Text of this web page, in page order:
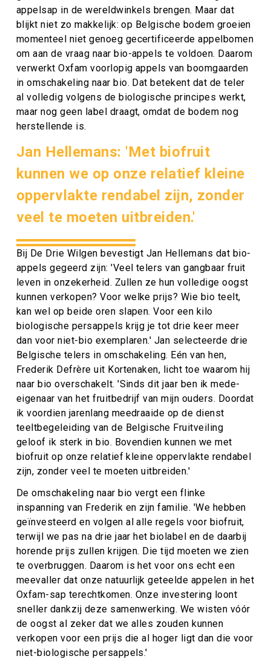
appelsap in de wereldwinkels brengen. Maar dat
blijkt niet zo makkelijk: op Belgische bodem groeien
momenteel niet genoeg gecertificeerde appelbomen
om aan de vraag naar bio-appels te voldoen. Daarom
verwerkt Oxfam voorlopig appels van boomgaarden
in omschakeling naar bio. Dat betekent dat de teler
al volledig volgens de biologische principes werkt,
maar nog geen label draagt, omdat de bodem nog
herstellende is.
Jan Hellemans: 'Met biofruit
kunnen we op onze relatief kleine
oppervlakte rendabel zijn, zonder
veel te moeten uitbreiden.'
Bij De Drie Wilgen bevestigt Jan Hellemans dat bio-
appels gegeerd zijn: 'Veel telers van gangbaar fruit
leven in onzekerheid. Zullen ze hun volledige oogst
kunnen verkopen? Voor welke prijs? Wie bio teelt,
kan wel op beide oren slapen. Voor een kilo
biologische persappels krijg je tot drie keer meer
dan voor niet-bio exemplaren.' Jan selecteerde drie
Belgische telers in omschakeling. Eén van hen,
Frederik Defrère uit Kortenaken, licht toe waarom hij
naar bio overschakelt. 'Sinds dit jaar ben ik mede-
eigenaar van het fruitbedrijf van mijn ouders. Doordat
ik voordien jarenlang meedraaide op de dienst
teeltbegeleiding van de Belgische Fruitveiling
geloof ik sterk in bio. Bovendien kunnen we met
biofruit op onze relatief kleine oppervlakte rendabel
zijn, zonder veel te moeten uitbreiden.'
De omschakeling naar bio vergt een flinke
inspanning van Frederik en zijn familie. 'We hebben
geïnvesteerd en volgen al alle regels voor biofruit,
terwijl we pas na drie jaar het biolabel en de daarbij
horende prijs zullen krijgen. Die tijd moeten we zien
te overbruggen. Daarom is het voor ons echt een
meevaller dat onze natuurlijk geteelde appelen in het
Oxfam-sap terechtkomen. Onze investering loont
sneller dankzij deze samenwerking. We wisten vóór
de oogst al zeker dat we alles zouden kunnen
verkopen voor een prijs die al hoger ligt dan die voor
niet-biologische persappels.'